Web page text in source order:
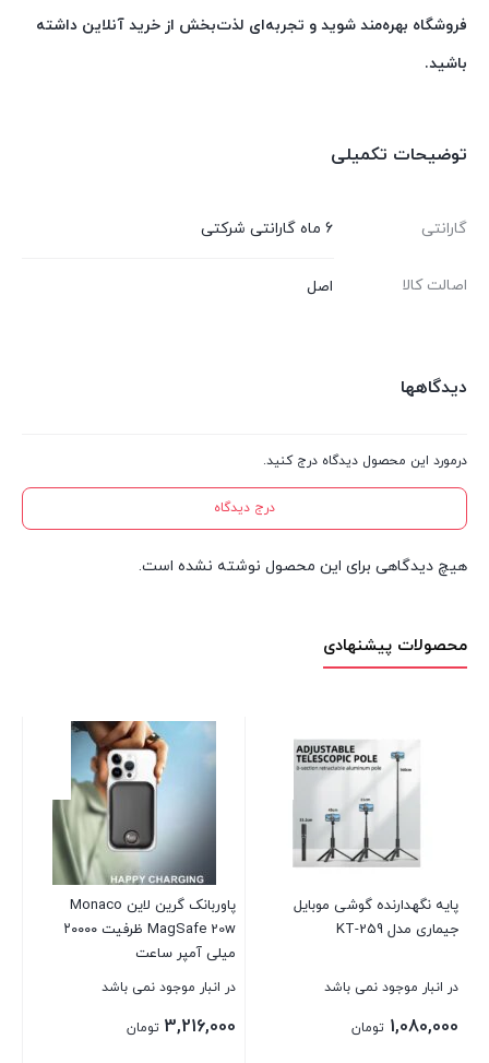
فروشگاه بهره‌مند شوید و تجربه‌ای لذت‌بخش از خرید آنلاین داشته
باشید.
توضیحات تکمیلی
گارانتی 6 ماه گارانتی شرکتی
اصالت کالا اصل
دیدگاهها
درمورد این محصول دیدگاه درج کنید.
درج دیدگاه
هیچ دیدگاهی برای این محصول نوشته نشده است.
محصولات پیشنهادی
پایه نگهدارنده گوشی موبایل
جیماری مدل KT-259
در انبار موجود نمی باشد
1,080,000 تومان
پاوربانک گرین لاین Monaco
MagSafe 20w ظرفیت ۲۰۰۰۰
میلی آمپر ساعت
در انبار موجود نمی باشد
3,216,000 تومان